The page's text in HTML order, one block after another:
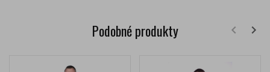
Podobné produkty